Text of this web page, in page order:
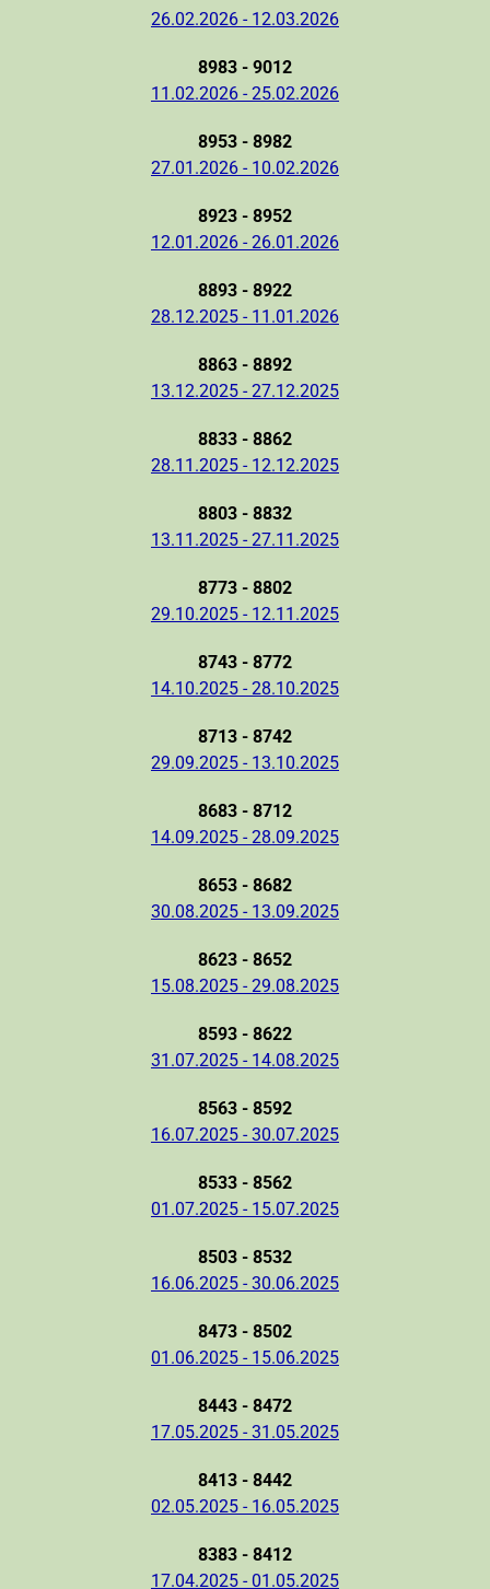
26.02.2026 - 12.03.2026
8983 - 9012
11.02.2026 - 25.02.2026
8953 - 8982
27.01.2026 - 10.02.2026
8923 - 8952
12.01.2026 - 26.01.2026
8893 - 8922
28.12.2025 - 11.01.2026
8863 - 8892
13.12.2025 - 27.12.2025
8833 - 8862
28.11.2025 - 12.12.2025
8803 - 8832
13.11.2025 - 27.11.2025
8773 - 8802
29.10.2025 - 12.11.2025
8743 - 8772
14.10.2025 - 28.10.2025
8713 - 8742
29.09.2025 - 13.10.2025
8683 - 8712
14.09.2025 - 28.09.2025
8653 - 8682
30.08.2025 - 13.09.2025
8623 - 8652
15.08.2025 - 29.08.2025
8593 - 8622
31.07.2025 - 14.08.2025
8563 - 8592
16.07.2025 - 30.07.2025
8533 - 8562
01.07.2025 - 15.07.2025
8503 - 8532
16.06.2025 - 30.06.2025
8473 - 8502
01.06.2025 - 15.06.2025
8443 - 8472
17.05.2025 - 31.05.2025
8413 - 8442
02.05.2025 - 16.05.2025
8383 - 8412
17.04.2025 - 01.05.2025